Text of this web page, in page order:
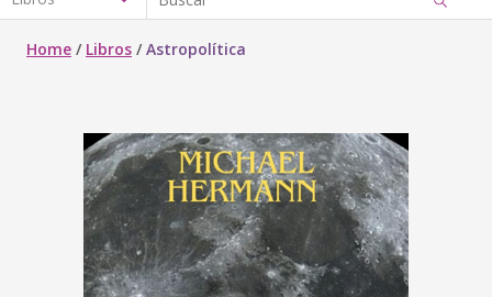
Home / Libros /Astropolítica